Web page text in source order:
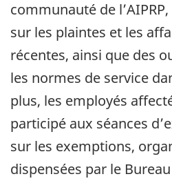
communauté de
sur les plaintes et les
récentes, ainsi que des
les normes de service
plus, les employés
participé aux séances
sur les exemptions,
dispensées par le